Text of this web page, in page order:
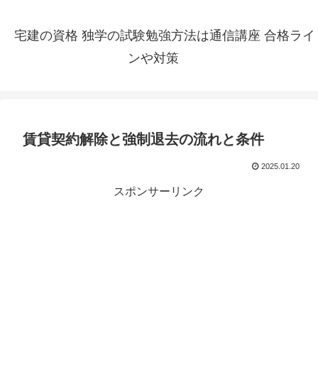
宅建の資格 独学の試験勉強方法は通信講座 合格ライ
ンや対策
賃貸契約解除と強制退去の流れと条件
2025.01.20
スポンサーリンク